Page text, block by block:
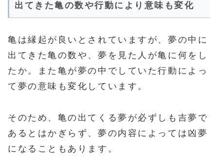
出てきた亀の数や行動により意味も変化
亀は縁起が良いとされていますが、夢の中に
出てきた亀の数や、夢を見た人が亀に何をし
たか。また亀が夢の中でしていた行動によっ
て夢の意味も変化しています。
そのため、亀の出てくる夢が必ずしも吉夢で
あるとはかぎらず、夢の内容によっては凶夢
になることもあります。